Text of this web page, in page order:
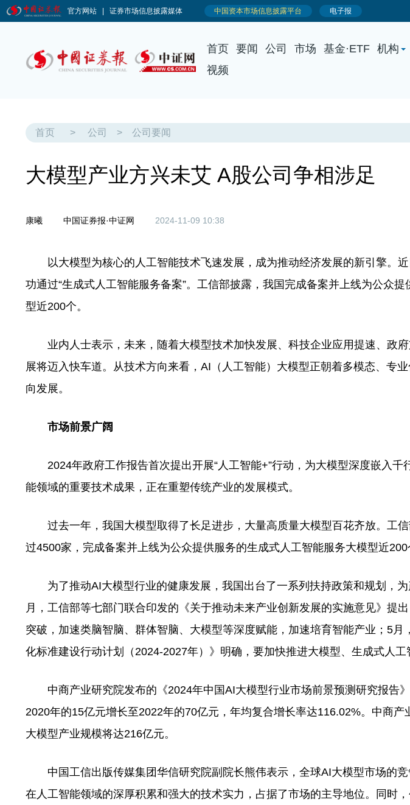
首页 要闻 公司 市场 基金·ETF 机构
视频
首页 > 公司 > 公司要闻
大模型产业方兴未艾 A股公司争相涉足
康曦 中国证券报·中证网 2024-11-09 10:38
以大模型为核心的人工智能技术飞速发展，成为推动经济发展的新引擎。近
功通过“生成式人工智能服务备案”。工信部披露，我国完成备案并上线为公众
型近200个。
业内人士表示，未来，随着大模型技术加快发展、科技企业应用提速、政府
展将迈入快车道。从技术方向来看，AI（人工智能）大模型正朝着多模态、专
向发展。
市场前景广阔
2024年政府工作报告首次提出开展“人工智能+”行动，为大模型深度嵌入千
能领域的重要技术成果，正在重塑传统产业的发展模式。
过去一年，我国大模型取得了长足进步，大量高质量大模型百花齐放。工信
过4500家，完成备案并上线为公众提供服务的生成式人工智能服务大模型近200
为了推动AI大模型行业的健康发展，我国出台了一系列扶持政策和规划，为
月，工信部等七部门联合印发的《关于推动未来产业创新发展的实施意见》提
突破，加速类脑智脑、群体智脑、大模型等深度赋能，加速培育智能产业；5月
化标准建设行动计划（2024-2027年）》明确，要加快推进大模型、生成式人工
中商产业研究院发布的《2024年中国AI大模型行业市场前景预测研究报告
2020年的15亿元增长至2022年的70亿元，年均复合增长率达116.02%。中商产
大模型产业规模将达216亿元。
中国工信出版传媒集团华信研究院副院长熊伟表示，全球AI大模型市场的竞
在人工智能领域的深厚积累和强大的技术实力，占据了市场的主导地位。同时